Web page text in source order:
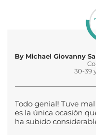
30-39
Todo genial! Tuve
es la única ocasión
ha subido